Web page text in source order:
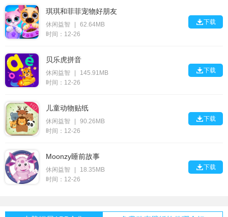
琪琪和菲菲宠物好朋友
休闲益智
62.64MB
时间：12-26
下载
贝乐虎拼音
休闲益智
145.91MB
时间：12-26
下载
儿童动物贴纸
休闲益智
90.26MB
时间：12-26
下载
Moonzy睡前故事
休闲益智
18.35MB
时间：12-26
下载